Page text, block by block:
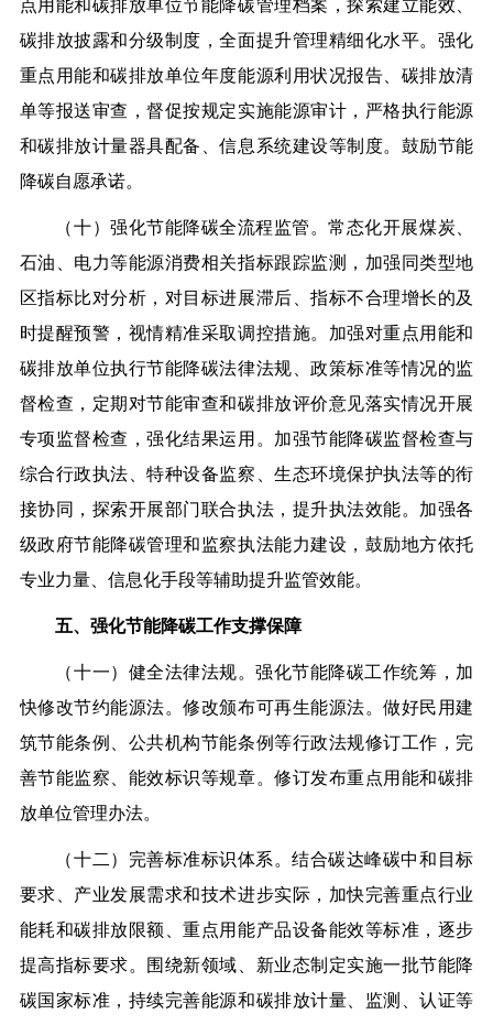
点用能和碳排放单位节能降碳管理档案，探索建立能效、
碳排放披露和分级制度，全面提升管理精细化水平。强化
重点用能和碳排放单位年度能源利用状况报告、碳排放清
单等报送审查，督促按规定实施能源审计，严格执行能源
和碳排放计量器具配备、信息系统建设等制度。鼓励节能
降碳自愿承诺。
（十）强化节能降碳全流程监管。常态化开展煤炭、
石油、电力等能源消费相关指标跟踪监测，加强同类型地
区指标比对分析，对目标进展滞后、指标不合理增长的及
时提醒预警，视情精准采取调控措施。加强对重点用能和
碳排放单位执行节能降碳法律法规、政策标准等情况的监
督检查，定期对节能审查和碳排放评价意见落实情况开展
专项监督检查，强化结果运用。加强节能降碳监督检查与
综合行政执法、特种设备监察、生态环境保护执法等的衔
接协同，探索开展部门联合执法，提升执法效能。加强各
级政府节能降碳管理和监察执法能力建设，鼓励地方依托
专业力量、信息化手段等辅助提升监管效能。
五、强化节能降碳工作支撑保障
（十一）健全法律法规。强化节能降碳工作统筹，加
快修改节约能源法。修改颁布可再生能源法。做好民用建
筑节能条例、公共机构节能条例等行政法规修订工作，完
善节能监察、能效标识等规章。修订发布重点用能和碳排
放单位管理办法。
（十二）完善标准标识体系。结合碳达峰碳中和目标
要求、产业发展需求和技术进步实际，加快完善重点行业
能耗和碳排放限额、重点用能产品设备能效等标准，逐步
提高指标要求。围绕新领域、新业态制定实施一批节能降
碳国家标准，持续完善能源和碳排放计量、监测、认证等